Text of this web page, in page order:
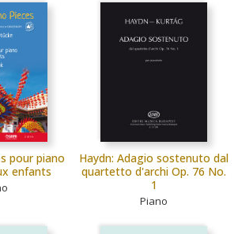
pour piano
enfants
Haydn: Adagio sostenuto dal
quartetto d'archi Op. 76 No.
1
Piano